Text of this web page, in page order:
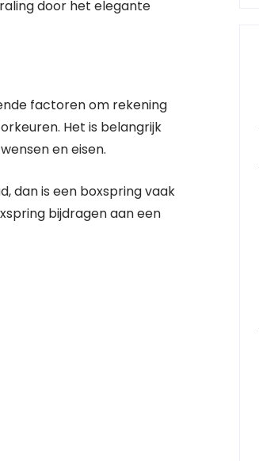
door het elegante
factoren om rekening
Het is belangrijk
en eisen.
dan is een boxspring vaak
bijdragen aan een